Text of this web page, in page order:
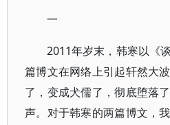
一
2011年岁末，韩寒以《
篇博文在网络上引起轩然大
了，变成犬儒了，彻底堕落
声。对于韩寒的两篇博文，